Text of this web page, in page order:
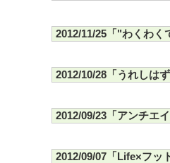
2012/11/25「"わくわく
2012/10/28「うれしは
2012/09/23「アンチエ
2012/09/07「Life×フッ